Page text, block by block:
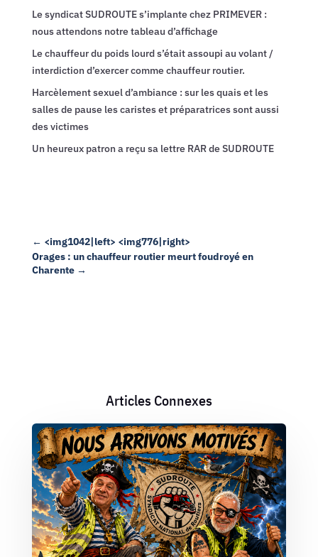
Le syndicat SUDROUTE s’implante chez PRIMEVER :
nous attendons notre tableau d’affichage
Le chauffeur du poids lourd s’était assoupi au volant /
interdiction d’exercer comme chauffeur routier.
Harcèlement sexuel d’ambiance : sur les quais et les
salles de pause les caristes et préparatrices sont aussi
des victimes
Un heureux patron a reçu sa lettre RAR de SUDROUTE
← <img1042|left> <img776|right>
Orages : un chauffeur routier meurt foudroyé en
Charente→
Articles Connexes